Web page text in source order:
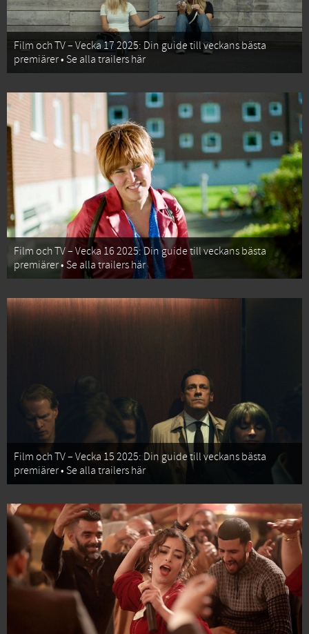
Film och TV – Vecka 17 2025: Din guide till veckans bästa
premiärer • Se alla trailers här
Film och TV – Vecka 16 2025: Din guide till veckans bästa
premiärer • Se alla trailers här
Film och TV – Vecka 15 2025: Din guide till veckans bästa
premiärer • Se alla trailers här